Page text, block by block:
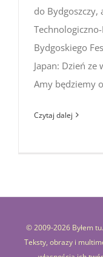
do Bydgoszczy,
Bydgoskiego
Japan: Dzień ze
Amy będziemy
Czytaj dalej
© 2009-2026 Byłem
Teksty, obrazy i